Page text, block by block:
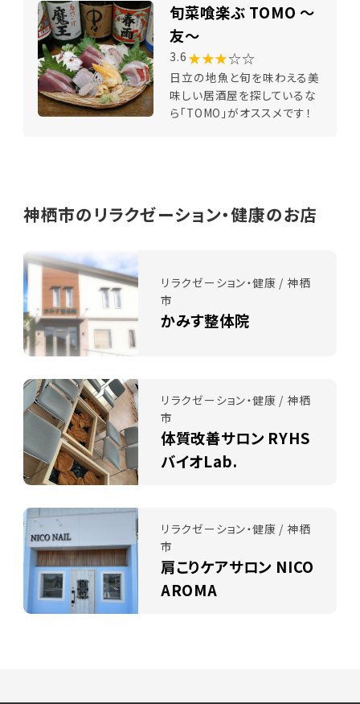
旬菜喰楽ぶ TOMO ～
友～
3.6 ★★★☆☆
日立の地魚と旬を味わえる美
味しい居酒屋を探しているな
ら「TOMO」がオススメです！
神栖市のリラクゼーション・健康のお店
リラクゼーション・健康 / 神栖
市
かみす整体院
リラクゼーション・健康 / 神栖
市
体質改善サロン RYHS
バイオLab.
リラクゼーション・健康 / 神栖
市
肩こりケアサロン NICO
AROMA